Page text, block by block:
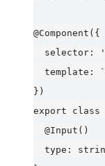
@Component({
selector:
template:
})
export class
  @Input()
type: